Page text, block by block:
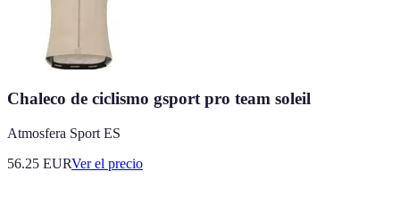
Chaleco de ciclismo gsport pro team soleil
Atmosfera Sport ES
56.25 EURVer el precio